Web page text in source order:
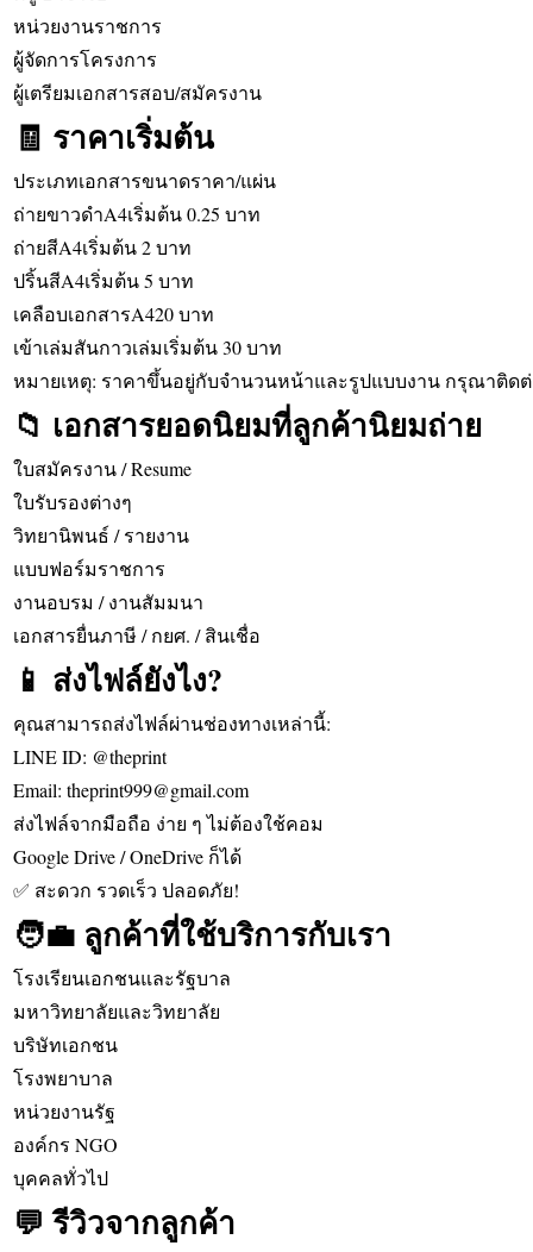
หน่วยงานราชการ
ผู้จัดการโครงการ
ผู้เตรียมเอกสารสอบ/สมัครงาน
🧾 ราคาเริ่มต้น
ประเภทเอกสารขนาดราคา/แผ่น
ถ่ายขาวดำA4เริ่มต้น 0.25 บาท
ถ่ายสีA4เริ่มต้น 2 บาท
ปริ้นสีA4เริ่มต้น 5 บาท
เคลือบเอกสารA420 บาท
เข้าเล่มสันกาวเล่มเริ่มต้น 30 บาท
หมายเหตุ: ราคาขึ้นอยู่กับจำนวนหน้าและรูปแบบงาน กรุณาติด
📁 เอกสารยอดนิยมที่ลูกค้านิยมถ่าย
ใบสมัครงาน / Resume
ใบรับรองต่างๆ
วิทยานิพนธ์ / รายงาน
แบบฟอร์มราชการ
งานอบรม / งานสัมมนา
เอกสารยื่นภาษี / กยศ. / สินเชื่อ
📱 ส่งไฟล์ยังไง?
คุณสามารถส่งไฟล์ผ่านช่องทางเหล่านี้:
LINE ID: @theprint
Email: theprint999@gmail.com
ส่งไฟล์จากมือถือ ง่าย ๆ ไม่ต้องใช้คอม
Google Drive / OneDrive ก็ได้
✅ สะดวก รวดเร็ว ปลอดภัย!
🧑‍💼 ลูกค้าที่ใช้บริการกับเรา
โรงเรียนเอกชนและรัฐบาล
มหาวิทยาลัยและวิทยาลัย
บริษัทเอกชน
โรงพยาบาล
หน่วยงานรัฐ
องค์กร NGO
บุคคลทั่วไป
💬 รีวิวจากลูกค้า